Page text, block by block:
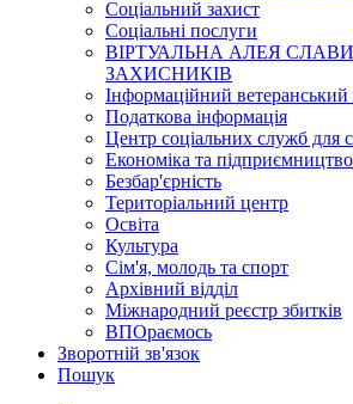
Соціальний захист
Соціальні послуги
ВІРТУАЛЬНА АЛЕЯ
ЗАХИСНИКІВ
Інформаційний ветеранський
Податкова інформація
Центр соціальних служб для
Економіка та підприємництво
Безбар'єрність
Територіальний центр
Освіта
Культура
Сім'я, молодь та спорт
Архівний відділ
Міжнародний реєстр збитків
ВПОраємось
Зворотній зв'язок
Пошук